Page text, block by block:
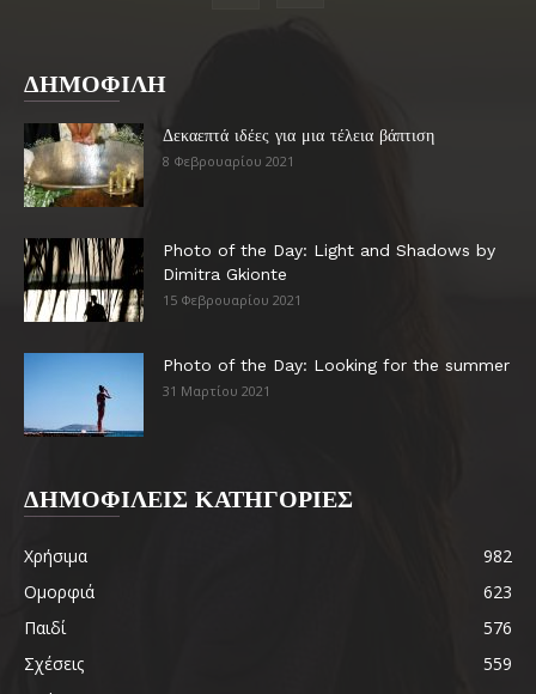
ΔΗΜΟΦΙΛΗ
Δεκαεπτά ιδέες για μια τέλεια βάπτιση
8 Φεβρουαρίου 2021
Photo of the Day: Light and Shadows by
Dimitra Gkionte
15 Φεβρουαρίου 2021
Photo of the Day: Looking for the summer
31 Μαρτίου 2021
ΔΗΜΟΦΙΛΕΙΣ ΚΑΤΗΓΟΡΙΕΣ
Χρήσιμα
982
Ομορφιά
623
Παιδί
576
Σχέσεις
559